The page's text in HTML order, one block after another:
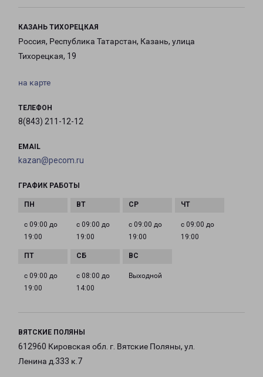
КАЗАНЬ ТИХОРЕЦКАЯ
Россия, Республика Татарстан, Казань, улица
Тихорецкая, 19
на карте
ТЕЛЕФОН
8(843) 211-12-12
EMAIL
kazan@pecom.ru
ГРАФИК РАБОТЫ
с 09:00 до
19:00
с 09:00 до
19:00
с 09:00 до
19:00
с 09:00 до
19:00
с 09:00 до
19:00
с 08:00 до
14:00
Выходной
ВЯТСКИЕ ПОЛЯНЫ
612960 Кировская обл. г. Вятские Поляны, ул.
Ленина д.333 к.7